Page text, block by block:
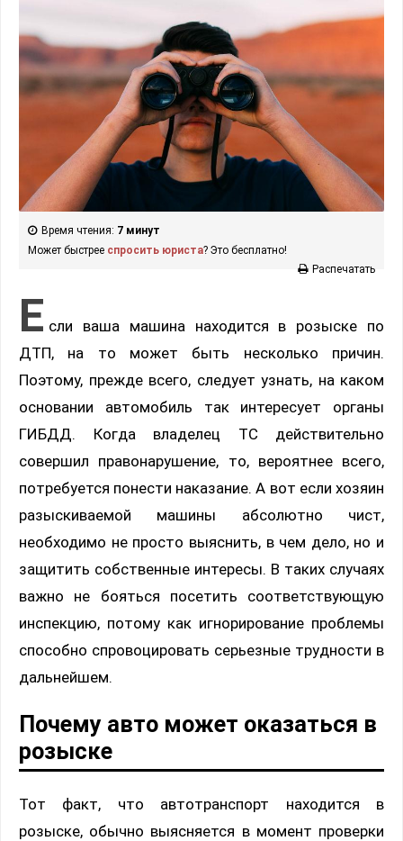
Время чтения: 7 минут
Может быстрее спросить юриста? Это бесплатно!
Распечатать
Е сли ваша машина находится в розыске по
ДТП, на то может быть несколько причин.
Поэтому, прежде всего, следует узнать, на каком
основании автомобиль так интересует органы
ГИБДД. Когда владелец ТС действительно
совершил правонарушение, то, вероятнее всего,
потребуется понести наказание. А вот если хозяин
разыскиваемой машины абсолютно чист,
необходимо не просто выяснить, в чем дело, но и
защитить собственные интересы. В таких случаях
важно не бояться посетить соответствующую
инспекцию, потому как игнорирование проблемы
способно спровоцировать серьезные трудности в
дальнейшем.
Почему авто может оказаться в
розыске
Тот факт, что автотранспорт находится в
розыске, обычно выясняется в момент проверки